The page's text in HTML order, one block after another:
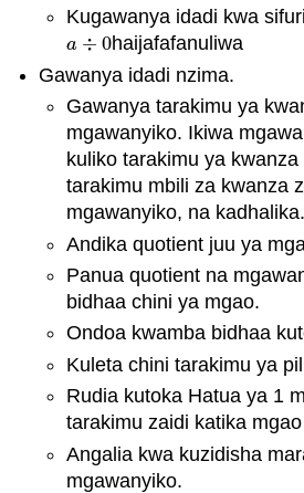
Kugawanya idadi kwa
a ÷ 0
a÷0
haijafafanuliwa
Gawanya idadi nzima.
Gawanya tarakimu ya
mgawanyiko. Ikiwa
kuliko tarakimu ya
tarakimu mbili za kwanza
mgawanyiko, na kadhalika.
Andika quotient juu ya
Panua quotient na
bidhaa chini ya mgao.
Ondoa kwamba bidhaa
Kuleta chini tarakimu ya
Rudia kutoka Hatua ya 1
tarakimu zaidi katika
Angalia kwa kuzidisha
mgawanyiko.